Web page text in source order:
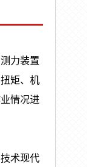
力装置
矩、机
情况进
术现代